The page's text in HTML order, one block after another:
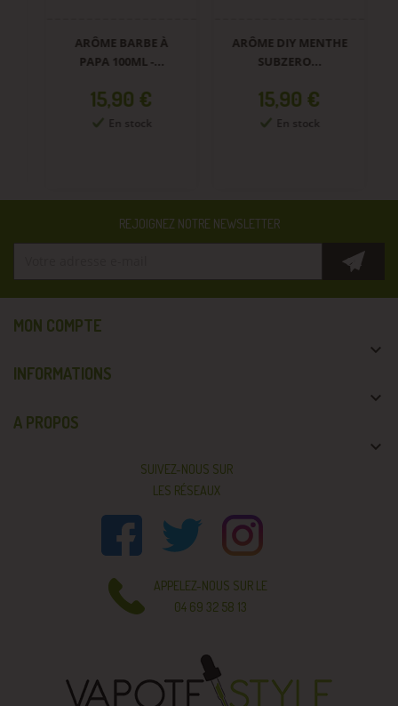
ARÔME BARBE À
PAPA 100ML -...
Prix
15,90 €
En stock
ARÔME DIY MENTHE
SUBZERO...
Prix
15,90 €
En stock
REJOIGNEZ NOTRE NEWSLETTER
MON COMPTE

INFORMATIONS

A PROPOS

SUIVEZ-NOUS SUR
LES RÉSEAUX
APPELEZ-NOUS SUR LE
04 69 32 58 13